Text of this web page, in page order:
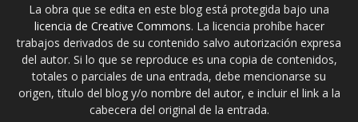
La obra que se edita en este blog está protegida bajo una
licencia de Creative Commons. La licencia prohíbe hacer
trabajos derivados de su contenido salvo autorización expresa
del autor. Si lo que se reproduce es una copia de contenidos,
totales o parciales de una entrada, debe mencionarse su
origen, título del blog y/o nombre del autor, e incluir el link a la
cabecera del original de la entrada.